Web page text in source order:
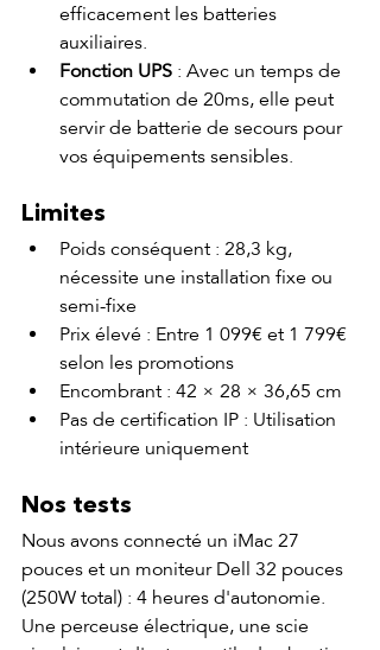
efficacement les batteries
auxiliaires.
Fonction UPS : Avec un temps de
commutation de 20ms, elle peut
servir de batterie de secours pour
vos équipements sensibles.
Limites
Poids conséquent : 28,3 kg,
nécessite une installation fixe ou
semi-fixe
Prix élevé : Entre 1 099€ et 1 799€
selon les promotions
Encombrant : 42 × 28 × 36,65 cm
Pas de certification IP : Utilisation
intérieure uniquement
Nos tests
Nous avons connecté un iMac 27
pouces et un moniteur Dell 32 pouces
(250W total) : 4 heures d'autonomie.
Une perceuse électrique, une scie